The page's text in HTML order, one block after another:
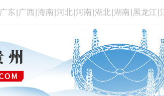
广东 广西 海南 河北 河南 湖北 湖南 黑龙江